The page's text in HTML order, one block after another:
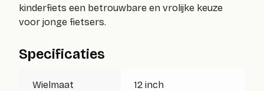
kinderfiets een betrouwbare en vrolijke keuze
voor jonge fietsers.
Specificaties
Wielmaat 12 inch